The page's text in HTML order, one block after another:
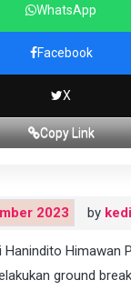
WhatsApp
Facebook
X
Copy Link
2023 by
Himawan
ground